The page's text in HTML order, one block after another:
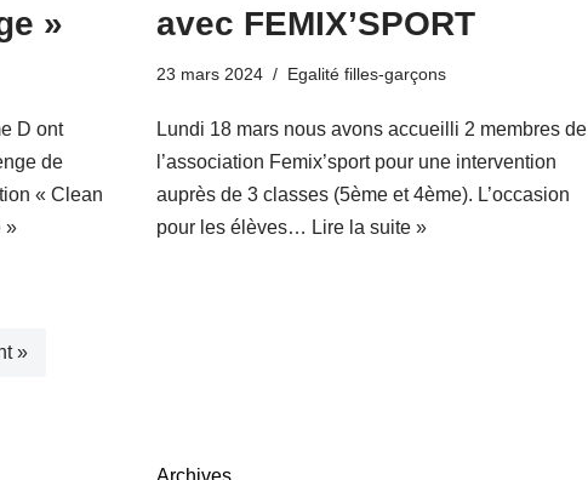
»
D ont
de
« Clean
»
avec FEMIX’SPORT
23 mars 2024 Egalité filles-garçons
Lundi 18 mars nous avons accueilli 2 membres de
l’association Femix’sport pour une intervention
auprès de 3 classes (5ème et 4ème). L’occasion
pour les élèves… Lire la suite »
»
Archives